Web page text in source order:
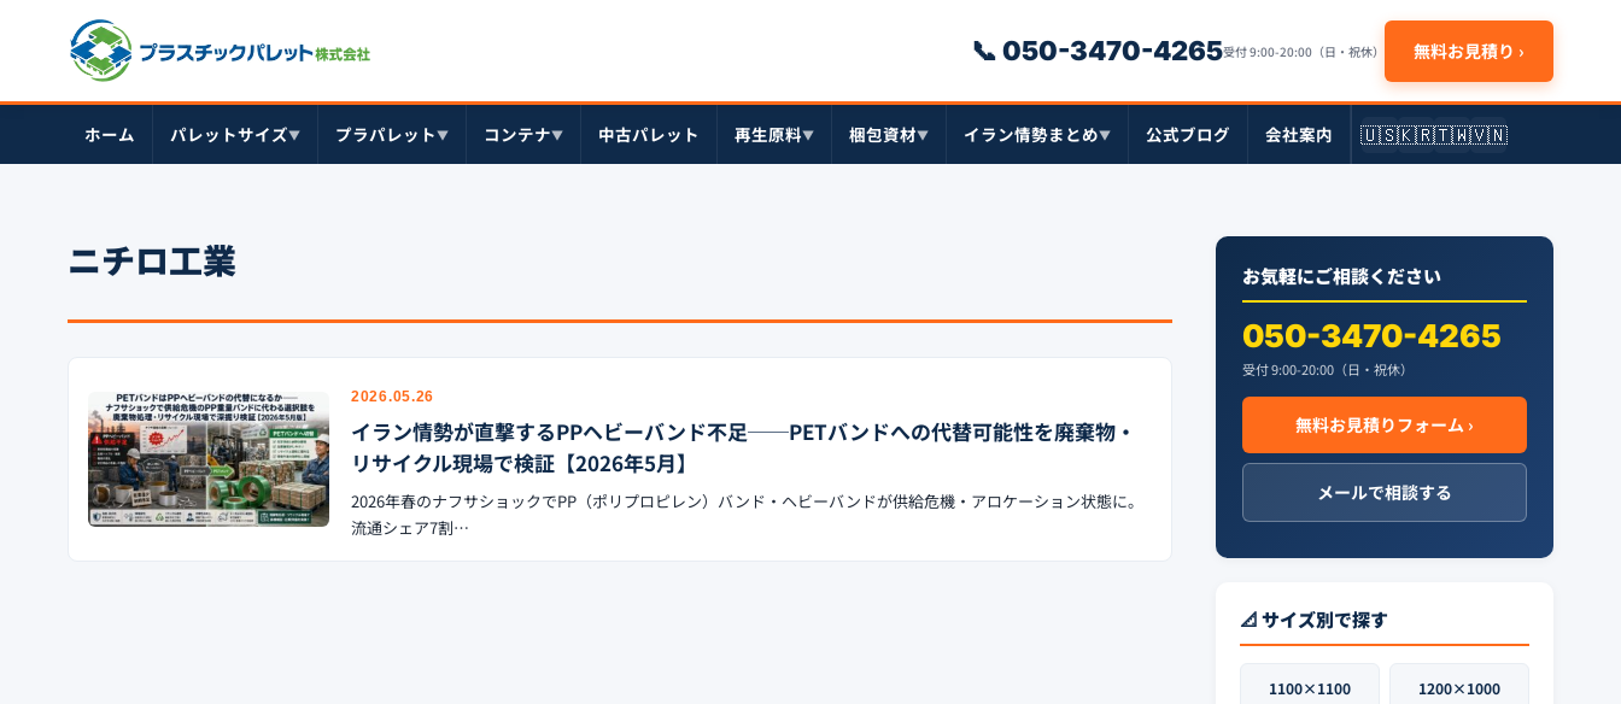
📞 050-3470-4265受付 9:00-20:00（日・祝休） 無料お見積り ›
ホーム パレットサイズ▼ プラパレット▼ コンテナ▼ 中古パレット 再生原料▼ 梱包資材▼ イラン情勢まとめ▼ 公式ブログ 会社案内 🇺🇸🇰🇷🇹🇼🇻🇳
ニチロ工業
2026.05.26
イラン情勢が直撃するPPヘビーバンド不足──PETバンドへの代替可能性を廃棄物・
リサイクル現場で検証【2026年5月】
2026年春のナフサショックでPP（ポリプロピレン）バンド・ヘビーバンドが供給危機・アロケーション状態に。
流通シェア7割…
お気軽にご相談ください
050-3470-4265
受付 9:00-20:00（日・祝休）
無料お見積りフォーム ›
メールで相談する
📐 サイズ別で探す
1100×1100 1200×1000